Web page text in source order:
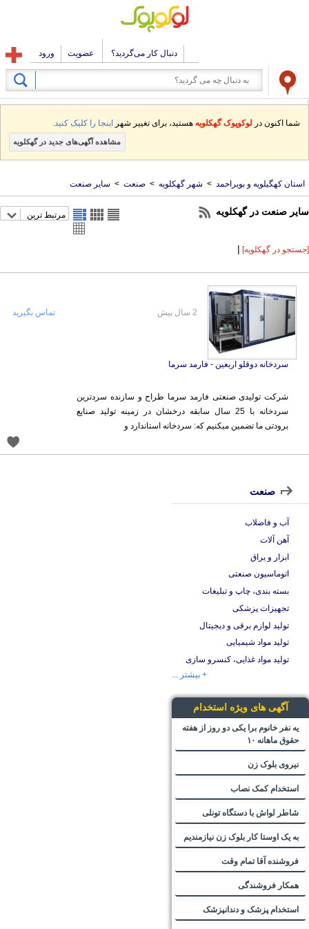
دنبال کار می‌گردید؟ عضویت ورود
شما اکنون در لوکوپوک گهکلویه هستید، برای تغییر شهر اینجا را کلیک کنید.
مشاهده آگهی‌های جدید در گهکلویه
استان کهگیلویه و بویراحمد > شهر گهکلویه > صنعت > سایر صنعت
سایر صنعت در گهکلویه مرتبط ترین
[جستجو در گهکلویه] |
سردخانه دوقلو اربعین - فارمد سرما
شرکت تولیدی صنعتی فارمد سرما طراح و سازنده سردترین
سردخانه با 25 سال سابقه درخشان در زمینه تولید صنایع
برودتی ما تضمین میکنیم که: سردخانه استاندارد و
2 سال پیش تماس بگیرید
صنعت
آب و فاضلاب
آهن آلات
ابزار و یراق
اتوماسیون صنعتی
بسته بندی، چاپ و تبلیغات
تجهیزات پزشکی
تولید لوازم برقی و دیجیتال
تولید مواد شیمیایی
تولید مواد غذایی، کنسرو سازی
+ بیشتر ...
آگهی های ویژه استخدام
یه نفر خانوم برا یکی دو روز از هفته
حقوق ماهانه ۱۰
نیروی بلوک زن
استخدام کمک نصاب
شاطر لواش با دستگاه تونلی
به یک اوستا کار بلوک زن نیازمندیم
فروشنده آقا تمام وقت
همکار فروشندگی
استخدام پزشک و دندانپزشک